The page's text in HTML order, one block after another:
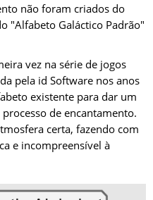
não foram criados do
"Alfabeto Galáctico Padrão"
vez na série de jogos
pela id Software nos anos
existente para dar um
de encantamento.
certa, fazendo com
e incompreensível à